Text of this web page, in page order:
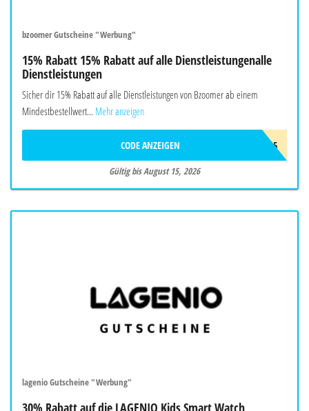
bzoomer Gutscheine "Werbung"
15% Rabatt 15% Rabatt auf alle Dienstleistungenalle
Dienstleistungen
Sicher dir 15% Rabatt auf alle Dienstleistungen von Bzoomer ab einem
Mindestbestellwert... Mehr anzeigen
SMR15
CODE ANZEIGEN
Gültig bis August 15, 2026
lagenio Gutscheine "Werbung"
30% Rabatt auf die LAGENIO Kids Smart Watch